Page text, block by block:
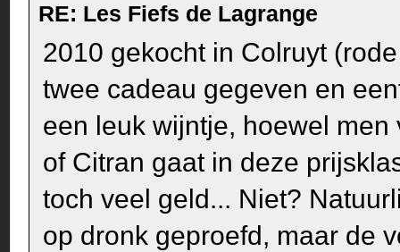
RE: Les Fiefs de Lagrange
2010 gekocht in Colruyt
twee cadeau gegeven en
een leuk wijntje, hoewel
of Citran gaat in deze
toch veel geld... Niet?
op dronk geproefd, maar de